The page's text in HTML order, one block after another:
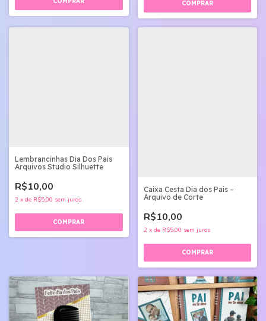
Lembrancinhas Dia Dos Pais
Arquivos Studio Silhuette
R$10,00
2 x de R$5,00 sem juros
Caixa Cesta Dia dos Pais –
Arquivo de Corte
R$10,00
2 x de R$5,00 sem juros